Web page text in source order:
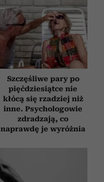
Szczęśliwe pary po
pięćdziesiątce nie
kłócą się rzadziej niż
inne. Psychologowie
zdradzają, co
naprawdę je wyróżnia